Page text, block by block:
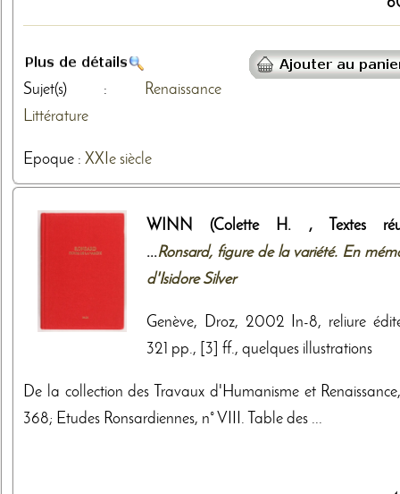
Sujet(s) :
Renaissance
Littérature
Epoque : XXIe siècle
WINN (Colette H. , Textes
...Ronsard, figure de la variété. En
d'Isidore Silver
Genève, Droz, 2002 In-8, reliure
321 pp., [3] ff., quelques illustrations
De la collection des Travaux d'Humanisme et
368; Etudes Ronsardiennes, n° VIII. Table des ...